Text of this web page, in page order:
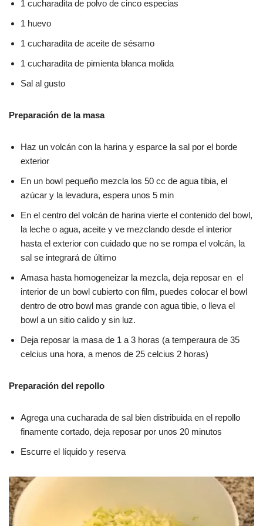
1 cucharadita de polvo de cinco especias
1 huevo
1 cucharadita de aceite de sésamo
1 cucharadita de pimienta blanca molida
Sal al gusto
Preparación de la masa
Haz un volcán con la harina y esparce la sal por el borde
exterior
En un bowl pequeño mezcla los 50 cc de agua tibia, el
azúcar y la levadura, espera unos 5 min
En el centro del volcán de harina vierte el contenido del bowl,
la leche o agua, aceite y ve mezclando desde el interior
hasta el exterior con cuidado que no se rompa el volcán, la
sal se integrará de último
Amasa hasta homogeneizar la mezcla, deja reposar en el
interior de un bowl cubierto con film, puedes colocar el bowl
dentro de otro bowl mas grande con agua tibie, o lleva el
bowl a un sitio calido y sin luz.
Deja reposar la masa de 1 a 3 horas (a temperaura de 35
celcius una hora, a menos de 25 celcius 2 horas)
Preparación del repollo
Agrega una cucharada de sal bien distribuida en el repollo
finamente cortado, deja reposar por unos 20 minutos
Escurre el líquido y reserva